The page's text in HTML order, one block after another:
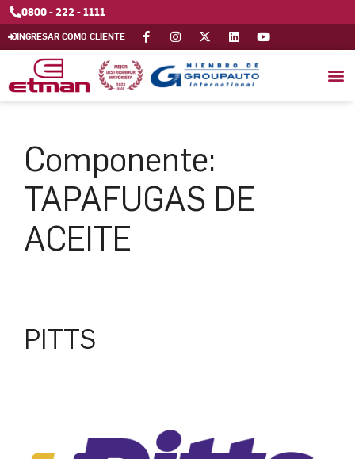
0800 - 222 - 1111
INGRESAR COMO CLIENTE
Componente:
TAPAFUGAS DE
ACEITE
PITTS